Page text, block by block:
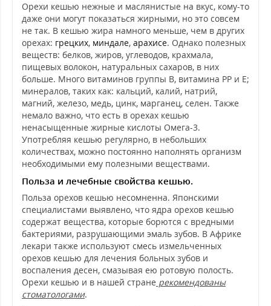
Орехи кешью нежные и маслянистые на вкус, кому-то
даже они могут показаться жирными, но это совсем
не так. В кешью жира намного меньше, чем в других
орехах: грецких, миндале, арахисе. Однако полезных
веществ: белков, жиров, углеводов, крахмала,
пищевых волокон, натуральных сахаров, в них
больше. Много витаминов группы В, витамина РР и Е;
минералов, таких как: кальций, калий, натрий,
магний, железо, медь, цинк, марганец, селен. Также
немало важно, что есть в орехах кешью
ненасыщенные жирные кислоты Омега-3.
Употребляя кешью регулярно, в небольших
количествах, можно постоянно наполнять организм
необходимыми ему полезными веществами.
Польза и лечебные свойства кешью.
Польза орехов кешью несомненна. Японскими
специалистами выявлено, что ядра орехов кешью
содержат вещества, которые борются с вредными
бактериями, разрушающими эмаль зубов. В Африке
лекари также используют смесь измельченных
орехов кешью для лечения больных зубов и
воспаления десен, смазывая ею ротовую полость.
Орехи кешью и в нашей стране рекомендованы
стоматологами.